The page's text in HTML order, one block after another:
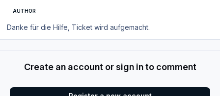
AUTHOR
Danke für die Hilfe, Ticket wird aufgemacht.
Create an account or sign in to comment